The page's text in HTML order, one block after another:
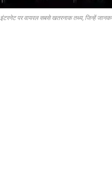
इंटरनेट पर वायरल सबसे खतरनाक तथ्य, जिन्हें